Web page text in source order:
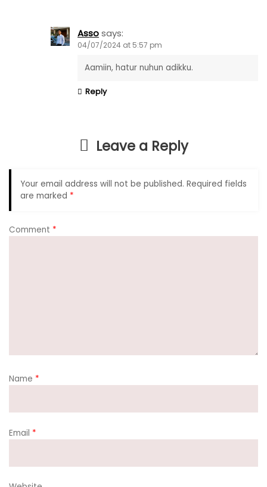
Assosays:
04/07/2024 at 5:57 pm
Aamiin, hatur nuhun adikku.
Reply
Leave a Reply
Your email address will not be published. Required fields
are marked *
Comment *
Name *
Email *